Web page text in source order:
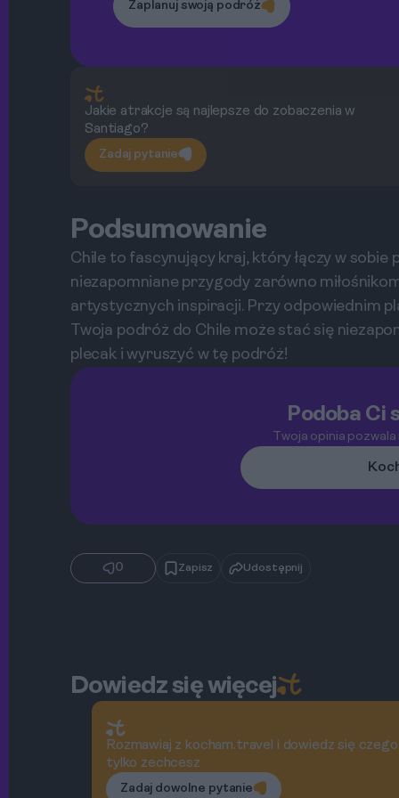
Zaplanuj swoją podróż
Jakie atrakcje są najlepsze do zobaczenia w
Santiago?
Zadaj pytanie
Podsumowanie
Chile to fascynujący kraj, który łączy w
niezapomniane przygody zarówno
artystycznych inspiracji. Przy odpowiednim
Twoja podróż do Chile może stać się
plecak i wyruszyć w tę podróż!
Podoba Ci
Twoja opinia
0 Zapisz Udostępnij
Dowiedz się więcej
Rozmawiaj z kocham.travel i dowiedz się czego
tylko zechcesz
Zadaj dowolne pytanie